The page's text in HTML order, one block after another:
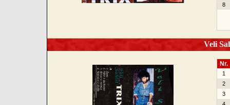
8
Veli
Nr.
1
2
3